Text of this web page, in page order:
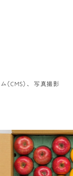
（CMS） 写真撮影